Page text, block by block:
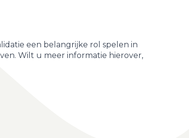
een belangrijke rol spelen in
Wilt u meer informatie hierover,